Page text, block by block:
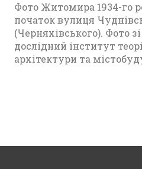
Фото Житомира 1934-го
початок вулиця
(Черняхівського). Фото
дослідний інститут
архітектури та